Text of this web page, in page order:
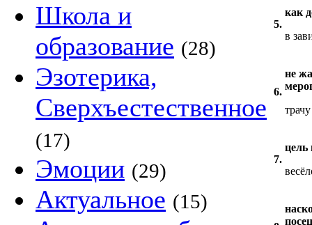
Школа и
образование (28)
Эзотерика,
Сверхъестественное
(17)
Эмоции (29)
Актуальное (15)
5.
как
в
6.
не
7.
цель